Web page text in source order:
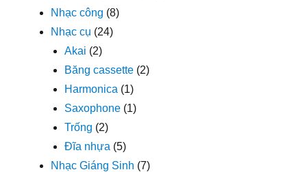
Nhạc công (8)
Nhạc cụ (24)
Akai (2)
Băng cassette (2)
Harmonica (1)
Saxophone (1)
Trống (2)
Đĩa nhựa (5)
Nhạc Giáng Sinh (7)